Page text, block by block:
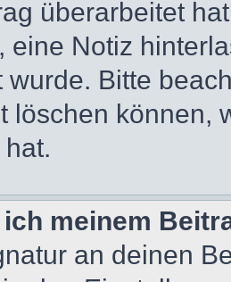
überarbeitet
eine Notiz
wurde. Bitte
löschen können,
ich meinem
an deinen